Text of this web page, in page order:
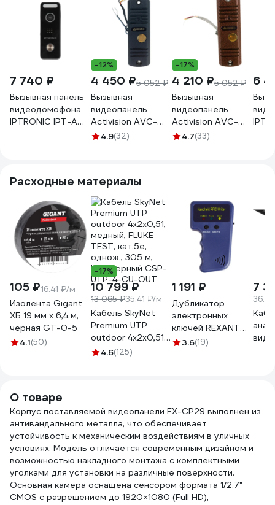
7 740 ₽
Вызывная панель
видеодомофона
IPTRONIC IPT-AOP
-12%
4 450 ₽5 052 ₽
Вызывная
видеопанель
Activision AVC-
305 PAL черный
4.9(32)
-17%
4 210 ₽5 052 ₽
Вызывная
видеопанель
Activision AVC-
305 (PAL) медь
4.7(33)
6
Расходные материалы
105 ₽16.41 ₽/м
Изолента Gigant
ХБ 19 мм х 6,4 м,
черная GT-0-5
4.1(50)
-17%
10 799 ₽
13 065 ₽35.41 ₽/м
Кабель SkyNet
Premium UTP
outdoor 4x2x0,51,
медный, FLUKE
4.6(125)
1 191 ₽
Дубликатор
электронных
ключей REXANT
125KHz формат
3.6(19)
7
О товаре
Корпус поставляемой видеопанели FX-CP29 выполнен из
антивандального металла, что обеспечивает
устойчивость к механическим воздействиям в уличных
условиях. Модель отличается современным дизайном и
возможностью накладного монтажа с комплектными
уголками для установки на различные поверхности.
Основная камера оснащена сенсором формата 1/2.7"
CMOS с разрешением до 1920×1080 (Full HD),